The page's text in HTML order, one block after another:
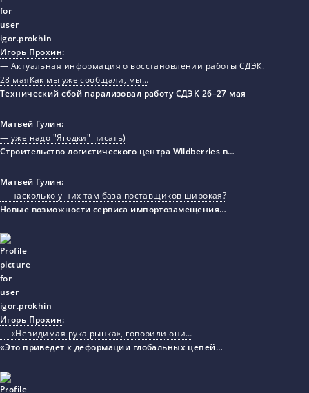
Игорь Прохин:
— Актуальная информация о восстановлении работы СДЭК.
28 маяКак мы уже сообщали, мы…
Технический сбой парализовал работу СДЭК 26–27 мая
Матвей Гулин:
— уже надо "Ягодки" писать)
Строительство логистического центра Wildberries в…
Матвей Гулин:
— насколько у них там база поставщиков широкая?
Новые возможности сервиса импортозамещения…
Игорь Прохин:
— «Невидимая рука рынка», говорили они…
«Это приведет к деформации глобальных цепей…